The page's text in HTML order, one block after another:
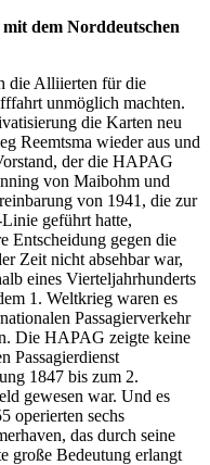
dem Norddeutschen
die Alliierten für die
unmöglich machten.
die Karten neu
Reemtsma wieder aus und
der die HAPAG
von Maibohm und
von 1941, die zur
geführt hatte,
Entscheidung gegen die
Zeit nicht absehbar war,
eines Vierteljahrhunderts
1. Weltkrieg waren es
Passagierverkehr
Die HAPAG zeigte keine
Passagierdienst
1847 bis zum 2.
gewesen war. Und es
operierten sechs
das durch seine
große Bedeutung erlangt